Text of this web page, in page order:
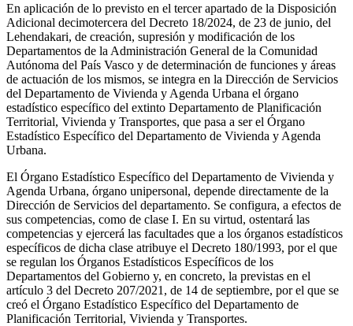
En aplicación de lo previsto en el tercer apartado de la Disposición
Adicional decimotercera del Decreto 18/2024, de 23 de junio, del
Lehendakari, de creación, supresión y modificación de los
Departamentos de la Administración General de la Comunidad
Autónoma del País Vasco y de determinación de funciones y áreas
de actuación de los mismos, se integra en la Dirección de Servicios
del Departamento de Vivienda y Agenda Urbana el órgano
estadístico específico del extinto Departamento de Planificación
Territorial, Vivienda y Transportes, que pasa a ser el Órgano
Estadístico Específico del Departamento de Vivienda y Agenda
Urbana.
El Órgano Estadístico Específico del Departamento de Vivienda y
Agenda Urbana, órgano unipersonal, depende directamente de la
Dirección de Servicios del departamento. Se configura, a efectos de
sus competencias, como de clase I. En su virtud, ostentará las
competencias y ejercerá las facultades que a los órganos estadísticos
específicos de dicha clase atribuye el Decreto 180/1993, por el que
se regulan los Órganos Estadísticos Específicos de los
Departamentos del Gobierno y, en concreto, la previstas en el
artículo 3 del Decreto 207/2021, de 14 de septiembre, por el que se
creó el Órgano Estadístico Específico del Departamento de
Planificación Territorial, Vivienda y Transportes.